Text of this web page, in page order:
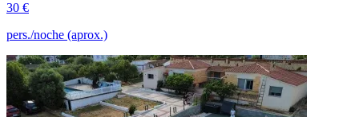
30 €
pers./noche (aprox.)